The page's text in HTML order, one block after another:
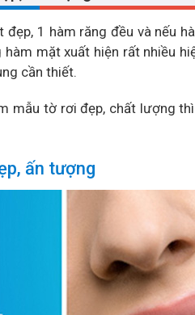
1 hàm răng đều và nếu
mặt xuất hiện rất nhiều
cần thiết.
mẫu tờ rơi đẹp, chất lượng
ấn tượng